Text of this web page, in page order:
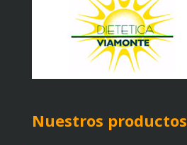
Nuestros productos